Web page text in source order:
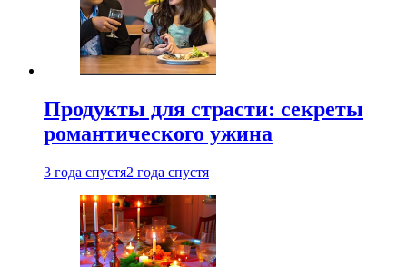
Продукты для страсти: секреты
романтического ужина
3 года спустя2 года спустя